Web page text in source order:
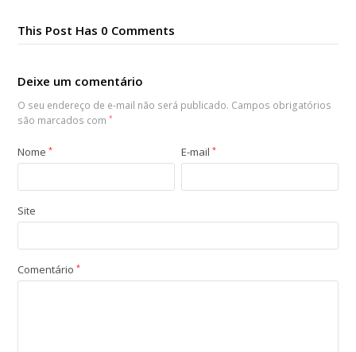
This Post Has 0 Comments
Deixe um comentário
O seu endereço de e-mail não será publicado. Campos obrigatórios
são marcados com*
Nome* E-mail*
Site
Comentário*